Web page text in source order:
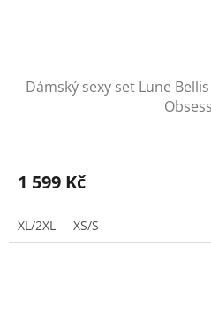
Dámský sexy set Lune
1 599 Kč
XL/2XL XS/S